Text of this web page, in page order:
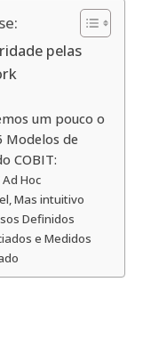
pelas
um pouco o
Modelos de
COBIT:
Hoc
Mas intuitivo
Definidos
e Medidos